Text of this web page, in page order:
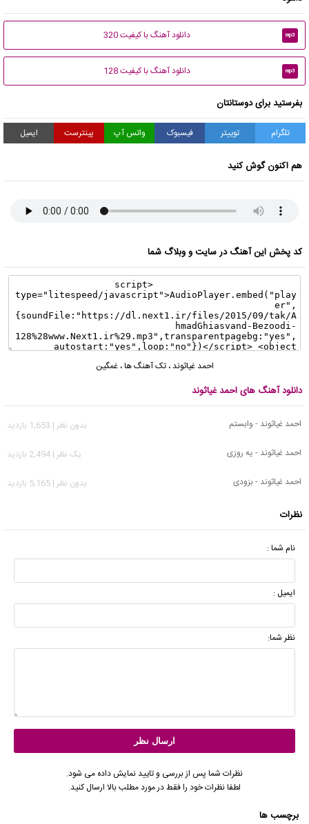
mp3 دانلود آهنگ با کیفیت 320
mp3 دانلود آهنگ با کیفیت 128
بفرستید برای دوستانتان
تلگرام توییتر فیسبوک واتس آپ پینترست ایمیل
هم اکنون گوش کنید
کد پخش این آهنگ در سایت و وبلاگ شما
احمد غیاثوند ،تک آهنگ ها،غمگین
دانلود آهنگ های احمد غیاثوند
احمد غیاثوند - وابستم
بدون نظر | 1,653 بازدید
احمد غیاثوند - یه روزی
يک نظر | 2,494 بازدید
احمد غیاثوند - بزودی
بدون نظر | 5,165 بازدید
نظرات
نام شما :
ایمیل :
نظر شما:
نظرات شما پس از بررسی و تایید نمایش داده می شود.
لطفا نظرات خود را فقط در مورد مطلب بالا ارسال کنید.
برچسب ها